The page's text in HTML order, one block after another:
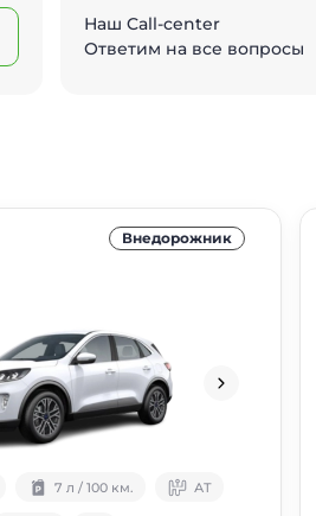
Наш Call-center
Ответим на все вопросы
Внедорожник
7 л / 100 км. АТ